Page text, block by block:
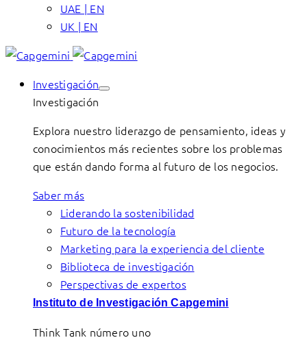
UAE | EN
UK | EN
Investigación
Investigación
Explora nuestro liderazgo de pensamiento, ideas y
conocimientos más recientes sobre los problemas
que están dando forma al futuro de los negocios.
Saber más
Liderando la sostenibilidad
Futuro de la tecnología
Marketing para la experiencia del cliente
Biblioteca de investigación
Perspectivas de expertos
Instituto de Investigación Capgemini
Think Tank número uno